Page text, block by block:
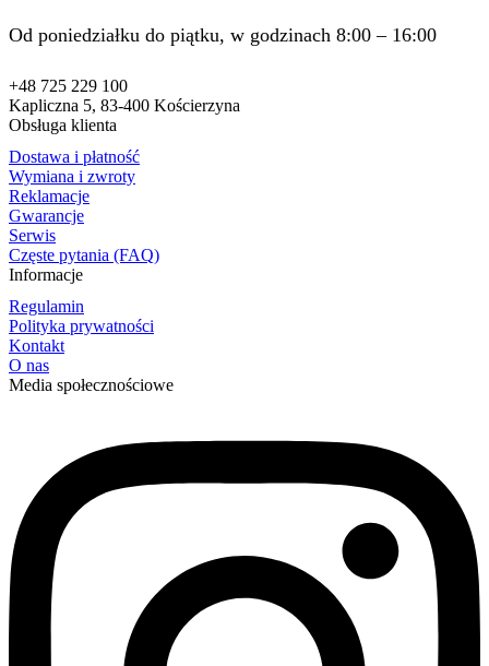
Od poniedziałku do piątku, w godzinach 8:00 – 16:00
+48 725 229 100
Kapliczna 5, 83-400 Kościerzyna
Obsługa klienta
Dostawa i płatność
Wymiana i zwroty
Reklamacje
Gwarancje
Serwis
Częste pytania (FAQ)
Informacje
Regulamin
Polityka prywatności
Kontakt
O nas
Media społecznościowe